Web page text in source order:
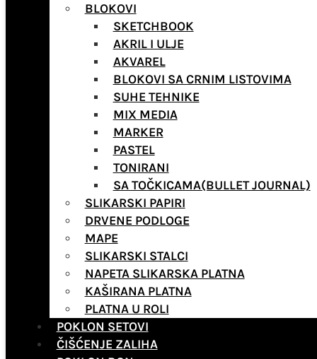
BLOKOVI
SKETCHBOOK
AKRIL I ULJE
AKVAREL
BLOKOVI SA CRNIM LISTOVIMA
SUHE TEHNIKE
MIX MEDIA
MARKER
PASTEL
TONIRANI
SA TOČKICAMA(BULLET JOURNAL)
SLIKARSKI PAPIRI
DRVENE PODLOGE
MAPE
SLIKARSKI STALCI
NAPETA SLIKARSKA PLATNA
KAŠIRANA PLATNA
PLATNA U ROLI
POKLON SETOVI
ČIŠĆENJE ZALIHA